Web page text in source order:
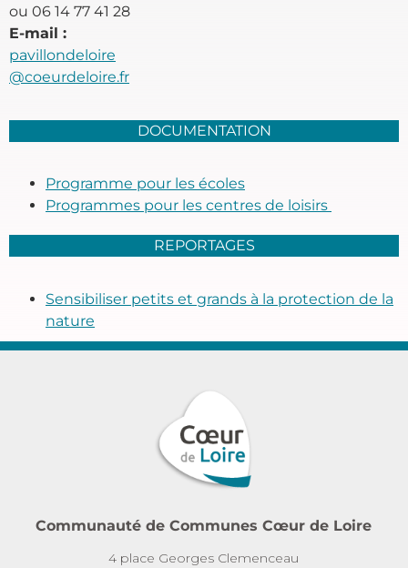
ou 06 14 77 41 28
E-mail :
pavillondeloire
@coeurdeloire.fr
DOCUMENTATION
Programme pour les écoles
Programmes pour les centres de loisirs
REPORTAGES
Sensibiliser petits et grands à la protection de la
nature
Communauté de Communes Cœur de Loire
4 place Georges Clemenceau